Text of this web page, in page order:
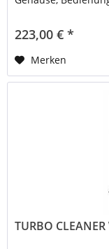
223,00 € *
Merken
TURBO